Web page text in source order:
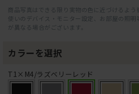
商品写真はできる限り実物の色に近づけるよう
使いのデバイス・モニター設定、お部屋の照
が異なる場合がございます。
カラーを選択
T1×M4/ラズベリーレッド